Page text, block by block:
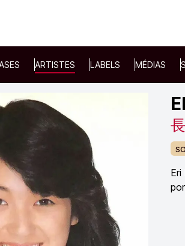
ARTISTES LABELS MÉDIAS